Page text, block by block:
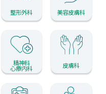
整形外科 美容皮膚科
精神科
心療内科 皮膚科